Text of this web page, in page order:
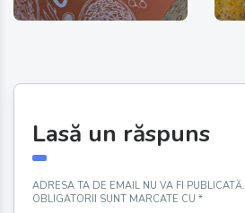
Lasă un răspuns
ADRESA TA DE EMAIL NU VA FI PUBLICATĂ.
OBLIGATORII SUNT MARCATE CU *